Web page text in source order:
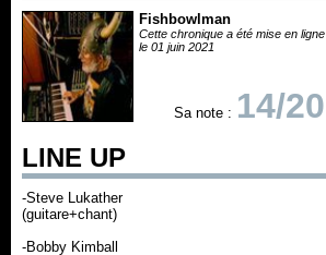
Fishbowlman
Cette chronique a été mise en ligne
le 01 juin 2021
Sa note : 14/20
LINE UP
-Steve Lukather
(guitare+chant)
-Bobby Kimball